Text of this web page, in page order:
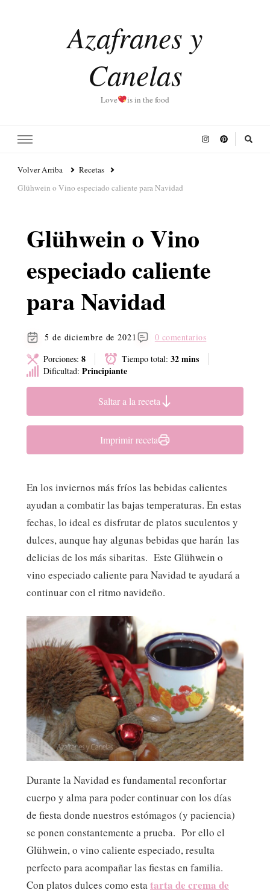
Azafranes y
Canelas
Love is in the food
Volver Arriba
Recetas
Glühwein o Vino especiado caliente para Navidad
Glühwein o Vino
especiado caliente
para Navidad
5 de diciembre de 2021
0 comentarios
Porciones: 8 Tiempo total: 32 mins
Dificultad: Principiante
Saltar a la receta
Imprimir receta
En los inviernos más fríos las bebidas calientes
ayudan a combatir las bajas temperaturas. En estas
fechas, lo ideal es disfrutar de platos suculentos y
dulces, aunque hay algunas bebidas que harán las
delicias de los más sibaritas. Este Glühwein o
vino especiado caliente para Navidad te ayudará a
continuar con el ritmo navideño.
Durante la Navidad es fundamental reconfortar
cuerpo y alma para poder continuar con los días
de fiesta donde nuestros estómagos (y paciencia)
se ponen constantemente a prueba. Por ello el
Glühwein, o vino caliente especiado, resulta
perfecto para acompañar las fiestas en familia.
Con platos dulces como estatarta de crema de